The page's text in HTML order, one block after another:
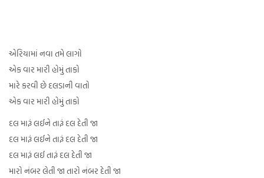
એરિયામાં નવા તમે લાગો
એક વાર મારી હોમું તાકો
મારે કરવી છે દલડાની વાતો
એક વાર મારી હોમું તાકો
દલ મારૂં લઈને તારૂં દલ દેતી જા
દલ મારૂં લઈને તારૂં દલ દેતી જા
દલ મારૂં લઈ તારૂં દલ દેતી જા
મારો નંબર લેતી જા તારો નંબર દેતી જા